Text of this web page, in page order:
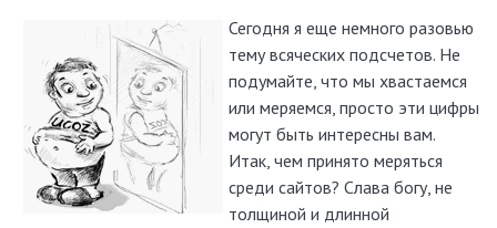
Сегодня я еще немного разовью
тему всяческих подсчетов. Не
подумайте, что мы хвастаемся
или меряемся, просто эти цифры
могут быть интересны вам.
Итак, чем принято меряться
среди сайтов? Слава богу, не
толщиной и длинной